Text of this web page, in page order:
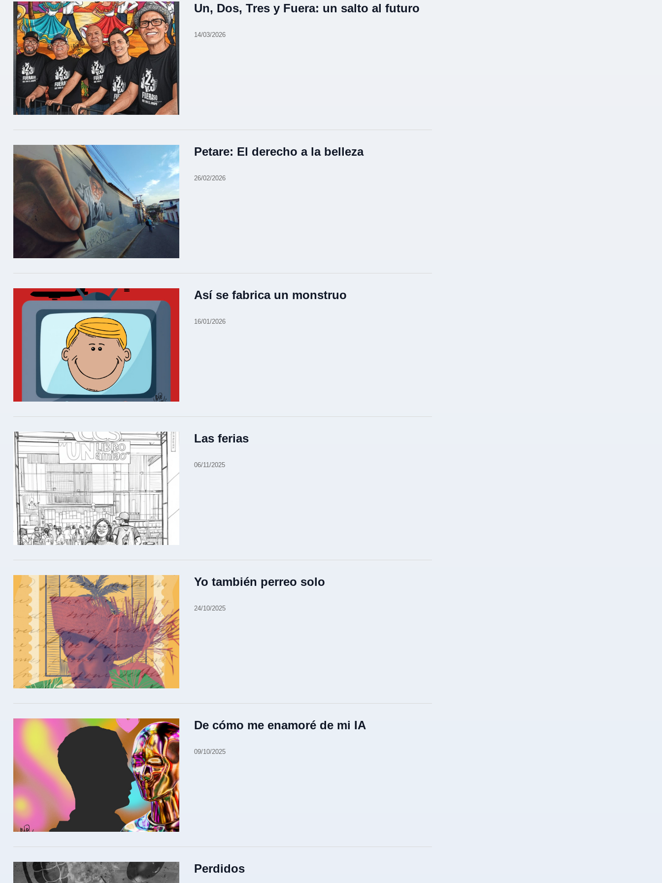
Un, Dos, Tres y Fuera: un salto al futuro
14/03/2026
Petare: El derecho a la belleza
26/02/2026
Así se fabrica un monstruo
16/01/2026
Las ferias
06/11/2025
Yo también perreo solo
24/10/2025
De cómo me enamoré de mi IA
09/10/2025
Perdidos